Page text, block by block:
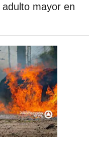
mayor en